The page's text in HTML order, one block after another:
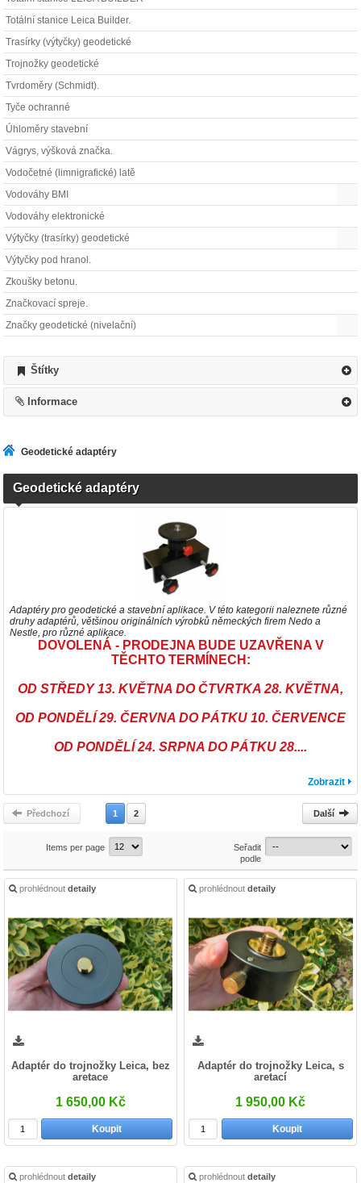
Totální stanice Leica Builder.
Trasírky (výtyčky) geodetické
Trojnožky geodetické
Tvrdoměry (Schmidt).
Tyče ochranné
Úhloměry stavební
Vágrys, výšková značka.
Vodočetné (limnigrafické) latě
Vodováhy BMI
Vodováhy elektronické
Výtyčky (trasírky) geodetické
Výtyčky pod hranol.
Zkoušky betonu.
Značkovací spreje.
Značky geodetické (nivelační)
Štítky
Informace
Geodetické adaptéry
Geodetické adaptéry
Adaptéry pro geodetické a stavební aplikace. V této kategorii naleznete různé
druhy adaptérů, většinou originálních výrobků německých firem Nedo a
Nestle, pro různé aplikace.
DOVOLENÁ - PRODEJNA BUDE UZAVŘENA V
TĚCHTO TERMÍNECH:
OD STŘEDY 13. KVĚTNA DO ČTVRTKA 28. KVĚTNA,
OD PONDĚLÍ 29. ČERVNA DO PÁTKU 10. ČERVENCE
OD PONDĚLÍ 24. SRPNA DO PÁTKU 28....
Zobrazit
Předchozí 1 2 Další
Seřadit
podle
Items per page
prohlédnout detaily
Adaptér do trojnožky Leica, bez
aretace
1 650,00 Kč
Koupit
prohlédnoutdetaily
Adaptér do trojnožky Leica, s
aretací
1 950,00 Kč
Koupit
prohlédnout detaily prohlédnoutdetaily